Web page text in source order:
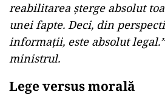
reabilitarea șterge absolut
unei fapte. Deci, din
informații, este absolut
ministrul.
Lege versus morală